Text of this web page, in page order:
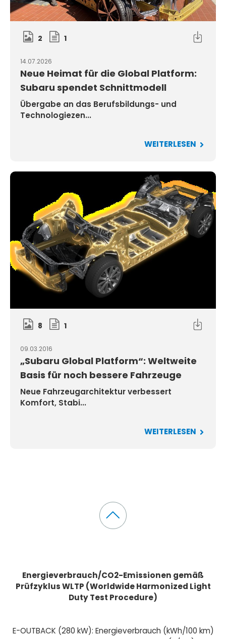
2 1
14.07.2026
Neue Heimat für die Global Platform:
Subaru spendet Schnittmodell
Übergabe an das Berufsbildungs- und
Technologiezen...
WEITERLESEN
8 1
09.03.2016
„Subaru Global Platform“: Weltweite
Basis für noch bessere Fahrzeuge
Neue Fahrzeugarchitektur verbessert
Komfort, Stabi...
WEITERLESEN
Energieverbrauch/CO2-Emissionen gemäß
Prüfzyklus WLTP (Worldwide Harmonized Light
Duty Test Procedure)
E-OUTBACK (280 kW): Energieverbrauch (kWh/100 km)